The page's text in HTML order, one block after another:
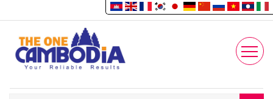
Account
Enjoy